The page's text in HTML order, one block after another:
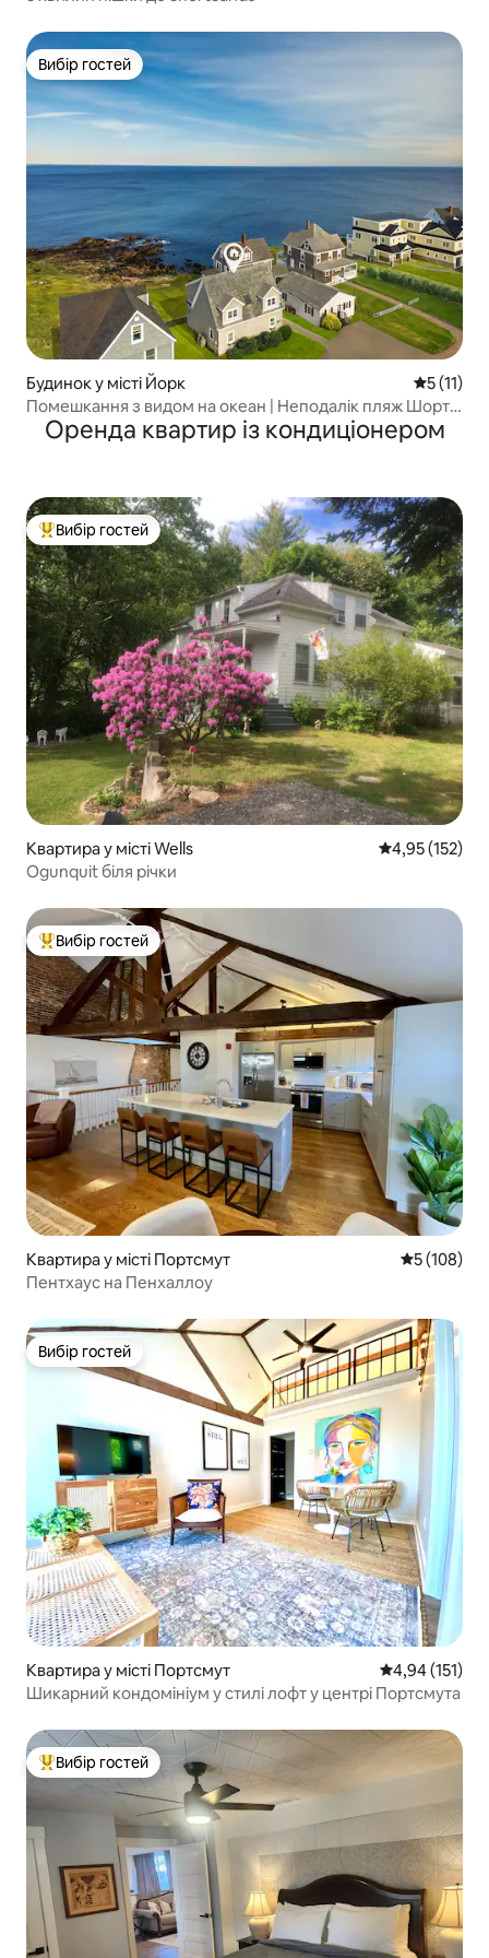
Вибір гостей
Вибір гостей
Будинок у місті Йорк Середня
5 (11)
Помешкання з видом на океан | Неподалік пляж Шорт-
Сендс
Оренда квартир із кондиціонером
Топ вибір гостей
Вибір гостей
Квартира у місті Wells Середня
4,95 (152)
Ogunquit біля річки
Топ вибір гостей
Вибір гостей
Квартира у місті Портсмут Середня
5 (108)
Пентхаус на Пенхаллоу
Вибір гостей
Вибір гостей
Квартира у місті Портсмут Середня
4,94 (151)
Шикарний кондомініум у стилі лофт у центрі Портсмута
Топ вибір гостей
Вибір гостей